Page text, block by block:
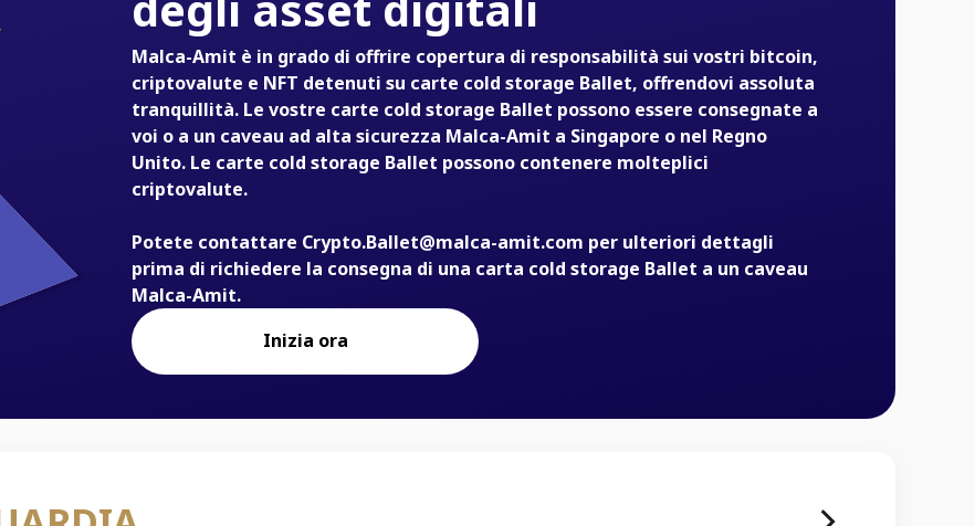
Malca-Amit è in grado di offrire copertura di responsabilità sui vostri bitcoin,
criptovalute e NFT detenuti su carte cold storage Ballet, offrendovi assoluta
tranquillità. Le vostre carte cold storage Ballet possono essere consegnate a
voi o a un caveau ad alta sicurezza Malca-Amit a Singapore o nel Regno
Unito. Le carte cold storage Ballet possono contenere molteplici
criptovalute.
Potete contattare Crypto.Ballet@malca-amit.com per ulteriori dettagli
prima di richiedere la consegna di una carta cold storage Ballet a un caveau
Malca-Amit.
Inizia ora